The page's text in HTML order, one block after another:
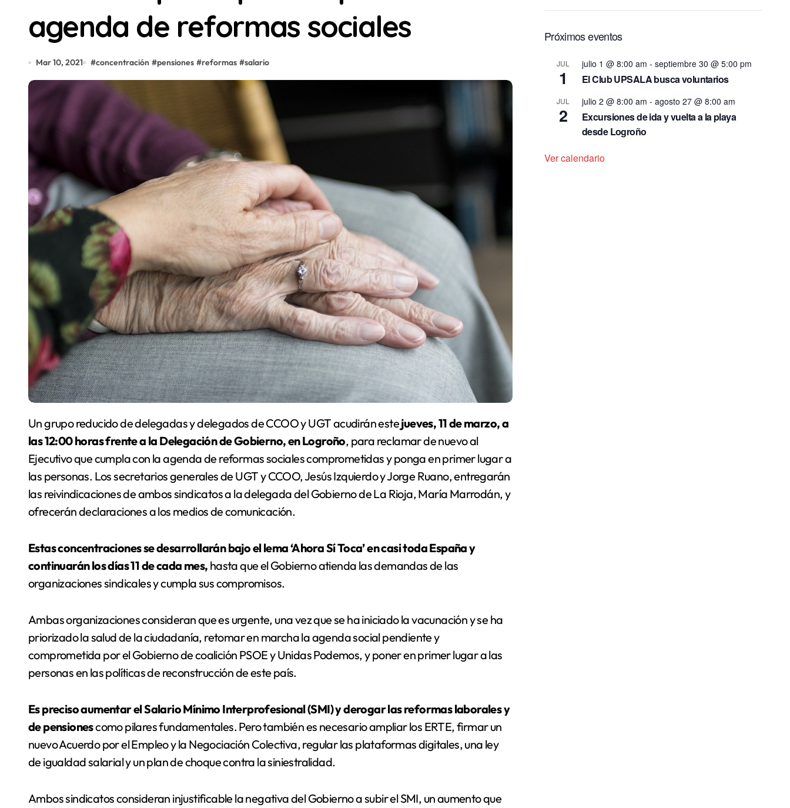
agenda de reformas sociales
Mar 10, 2021 #concentración #pensiones #reformas #salario
Un grupo reducido de delegadas y delegados de CCOO y UGT acudirán estejueves, 11 de marzo, a
las 12:00 horas frente a la Delegación de Gobierno, en Logroño, para reclamar de nuevo al
Ejecutivo que cumpla con la agenda de reformas sociales comprometidas y ponga en primer lugar a
las personas. Los secretarios generales de UGT y CCOO, Jesús Izquierdo y Jorge Ruano, entregarán
las reivindicaciones de ambos sindicatos a la delegada del Gobierno de La Rioja, María Marrodán, y
ofrecerán declaraciones a los medios de comunicación.
Estas concentraciones se desarrollarán bajo el lema ‘Ahora Sí Toca’ en casi toda España y
continuarán los días 11 de cada mes, hasta que el Gobierno atienda las demandas de las
organizaciones sindicales y cumpla sus compromisos.
Ambas organizaciones consideran que es urgente, una vez que se ha iniciado la vacunación y se ha
priorizado la salud de la ciudadanía, retomar en marcha la agenda social pendiente y
comprometida por el Gobierno de coalición PSOE y Unidas Podemos, y poner en primer lugar a las
personas en las políticas de reconstrucción de este país.
Es preciso aumentar el Salario Mínimo Interprofesional (SMI) y derogar las reformas laborales y
de pensionescomo pilares fundamentales. Pero también es necesario ampliar los ERTE, firmar un
nuevo Acuerdo por el Empleo y la Negociación Colectiva, regular las plataformas digitales, una ley
de igualdad salarial y un plan de choque contra la siniestralidad.
Ambos sindicatos consideran injustificable la negativa del Gobierno a subir el SMI, un aumento que
Próximos eventos
JUL
1
julio 1 @ 8:00 am - septiembre 30 @ 5:00 pm
El Club UPSALA busca voluntarios
JUL
2
julio 2 @ 8:00 am - agosto 27 @ 8:00 am
Excursiones de ida y vuelta a la playa
desde Logroño
Ver calendario